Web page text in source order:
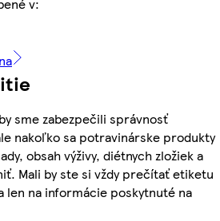
sme zabezpečili správnosť
nakoľko sa potravinárske produkty
obsah výživy, diétnych zložiek a
Mali by ste si vždy prečítať etiketu
len na informácie poskytnuté na